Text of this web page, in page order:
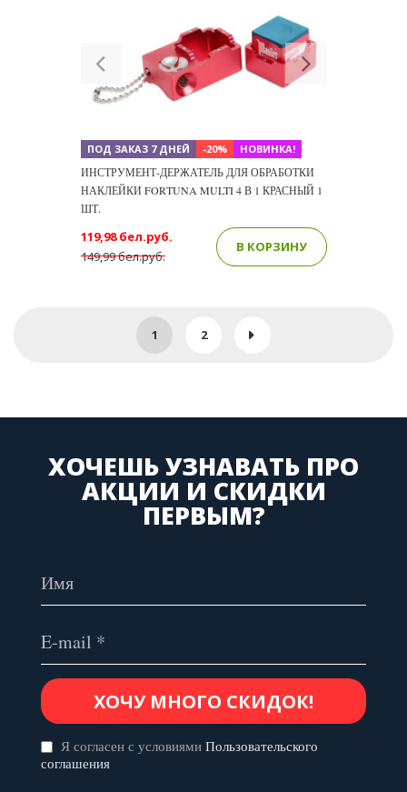
Previous
ПОД ЗАКАЗ 7 ДНЕЙ -20% НОВИНКА!
ИНСТРУМЕНТ-ДЕРЖАТЕЛЬ ДЛЯ ОБРАБОТКИ
НАКЛЕЙКИ FORTUNA MULTI 4 В 1 КРАСНЫЙ 1
ШТ.
149,99 бел.руб.
119,98 бел.руб.
В КОРЗИНУ
1 2
ХОЧЕШЬ УЗНАВАТЬ ПРО
АКЦИИ И СКИДКИ
ПЕРВЫМ?
Я согласен с условиями Пользовательского
соглашения